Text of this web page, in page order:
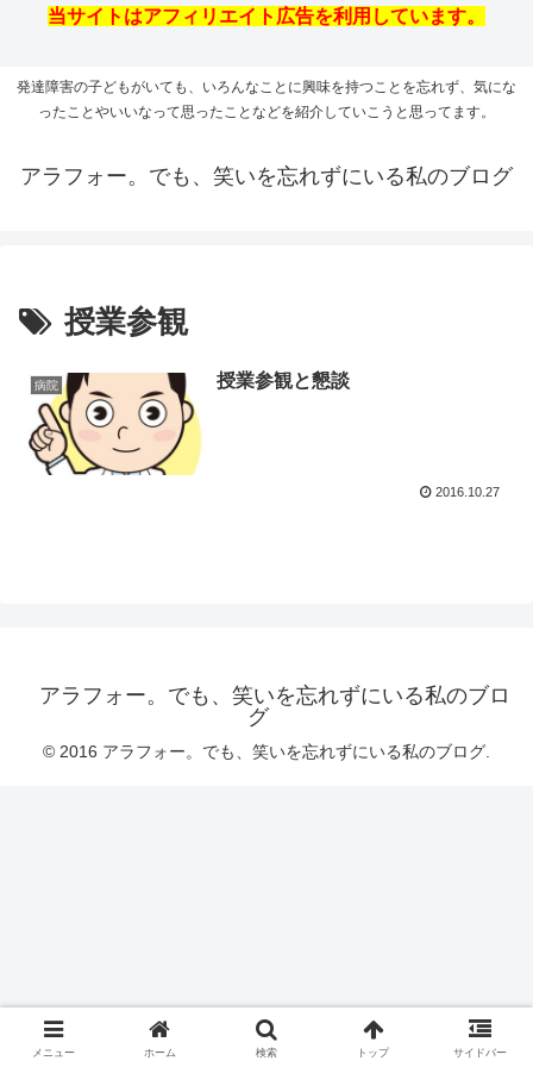
当サイトはアフィリエイト広告を利用しています。
発達障害の子どもがいても、いろんなことに興味を持つことを忘れず、気にな
ったことやいいなって思ったことなどを紹介していこうと思ってます。
アラフォー。でも、笑いを忘れずにいる私のブログ
授業参観
病院 授業参観と懇談
2016.10.27
アラフォー。でも、笑いを忘れずにいる私のブロ
グ
© 2016 アラフォー。でも、笑いを忘れずにいる私のブログ.
メニュー ホーム 検索 トップ サイドバー